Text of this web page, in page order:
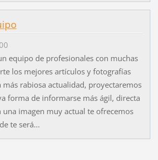
equipo de profesionales con muchas
los mejores artículos y fotografías
más rabiosa actualidad, proyectaremos
forma de informarse más ágil, directa
una imagen muy actual te ofrecemos
te será...